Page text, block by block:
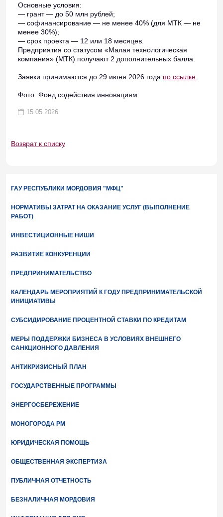
ГАУ РЕСПУБЛИКИ МОРДОВИЯ "МФЦ"
НОРМАТИВЫ ЗАТРАТ НА ОКАЗАНИЕ УСЛУГ (ВЫПОЛНЕНИЕ
РАБОТ)
ИНВЕСТИЦИОННЫЕ НИШИ
РАЗВИТИЕ КОНКУРЕНЦИИ
ПРЕДПРИНИМАТЕЛЬСТВО
КАЛЕНДАРЬ МЕРОПРИЯТИЙ К ГОДУ ПРЕДПРИНИМАТЕЛЬСКОЙ
ИНИЦИАТИВЫ
СУБСИДИРОВАНИЕ ПРОЦЕНТНОЙ СТАВКИ ПО КРЕДИТАМ
МЕРЫ ПОДДЕРЖКИ БИЗНЕСА В УСЛОВИЯХ ВНЕШНЕГО
САНКЦИОННОГО ДАВЛЕНИЯ
АНТИКРИЗИСНЫЙ ПЛАН
ГОСУДАРСТВЕННЫЕ ПРОГРАММЫ
ЭНЕРГОСБЕРЕЖЕНИЕ
МОНОГОРОДА РМ
ЮРИДИЧЕСКАЯ ПОМОЩЬ
ОБЩЕСТВЕННАЯ ЭКСПЕРТИЗА
ПУБЛИЧНАЯ ОТЧЕТНОСТЬ
БЕЗНАЛИЧНАЯ МОРДОВИЯ
Основные условия:
— грант — до 50 млн рублей;
— софинансирование — не менее 40% (для МТК — не
менее 30%);
— срок проекта — 12 или 18 месяцев.
Предприятия со статусом «Малая технологическая
компания» (МТК) получают 2 дополнительных балла.
Заявки принимаются до 29 июня 2026 года по ссылке.
Фото: Фонд содействия инновациям
15.05.2026
Возврат к списку